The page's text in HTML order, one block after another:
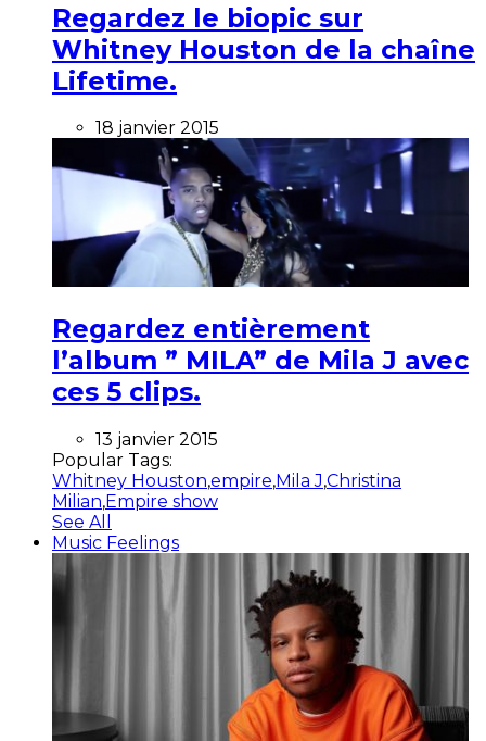
Regardez le biopic sur
Whitney Houston de la chaîne
Lifetime.
18 janvier 2015
Regardez entièrement
l’album ” MILA” de Mila J avec
ces 5 clips.
13 janvier 2015
Popular Tags:
Whitney Houston,empire,Mila J,Christina
Milian,Empire show
See All
Music Feelings